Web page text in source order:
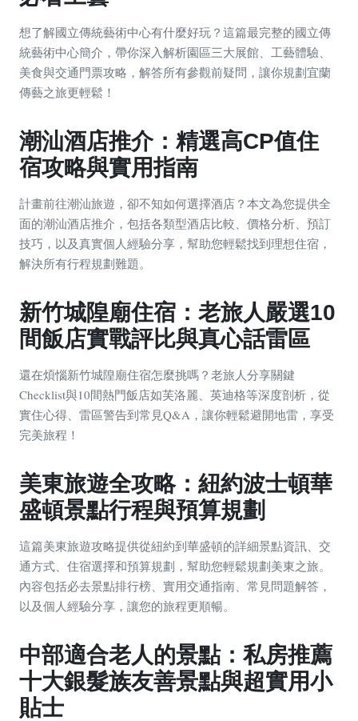
想了解國立傳統藝術中心有什麼好玩？這篇最完整的國立傳
統藝術中心簡介，帶你深入解析園區三大展館、工藝體驗、
美食與交通門票攻略，解答所有參觀前疑問，讓你規劃宜蘭
傳藝之旅更輕鬆！
潮汕酒店推介：精選高CP值住
宿攻略與實用指南
計畫前往潮汕旅遊，卻不知如何選擇酒店？本文為您提供全
面的潮汕酒店推介，包括各類型酒店比較、價格分析、預訂
技巧，以及真實個人經驗分享，幫助您輕鬆找到理想住宿，
解決所有行程規劃難題。
新竹城隍廟住宿：老旅人嚴選10
間飯店實戰評比與真心話雷區
還在煩惱新竹城隍廟住宿怎麼挑嗎？老旅人分享關鍵
Checklist與10間熱門飯店如芙洛麗、英迪格等深度剖析，從
實住心得、雷區警告到常見Q&A，讓你輕鬆避開地雷，享受
完美旅程！
美東旅遊全攻略：紐約波士頓華
盛頓景點行程與預算規劃
這篇美東旅遊攻略提供從紐約到華盛頓的詳細景點資訊、交
通方式、住宿選擇和預算規劃，幫助您輕鬆規劃美東之旅。
內容包括必去景點排行榜、實用交通指南、常見問題解答，
以及個人經驗分享，讓您的旅程更順暢。
中部適合老人的景點：私房推薦
十大銀髮族友善景點與超實用小
貼士